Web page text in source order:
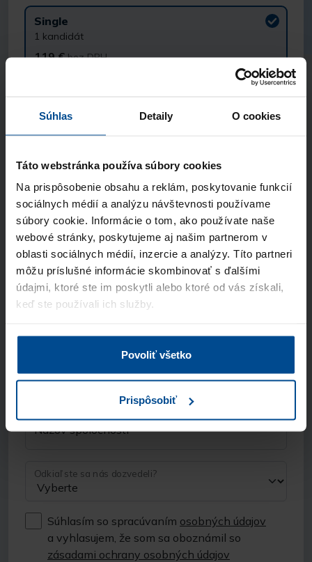
Súhlas Detaily O cookies
Táto webstránka používa súbory cookies
Na prispôsobenie obsahu a reklám, poskytovanie funkcií
sociálnych médií a analýzu návštevnosti používame
súbory cookie. Informácie o tom, ako používate naše
webové stránky, poskytujeme aj našim partnerom v
oblasti sociálnych médií, inzercie a analýzy. Títo partneri
môžu príslušné informácie skombinovať s ďalšími
údajmi, ktoré ste im poskytli alebo ktoré od vás získali,
keď ste používali ich služby.
Povoliť všetko
Prispôsobiť
Single
1 kandidát
119 € bez DPH
Superior
890 € bez DPH
Kontaktné údaje
Meno a priezvisko
Telefón
Názov spoločnosti
Odkiaľ ste sa nás dozvedeli?
Súhlasím so spracúvaním osobných údajov
a vyhlasujem, že som sa oboznámil so
zásadami ochrany osobných údajov